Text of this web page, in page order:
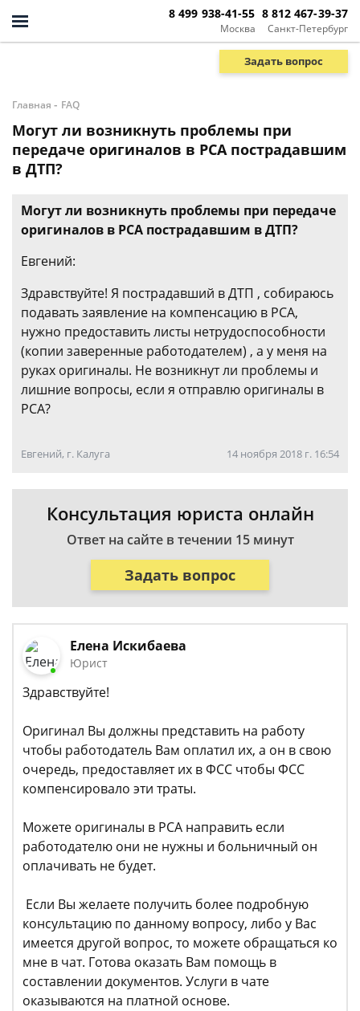
Москва
8 499 938-41-55
Санкт-Петербург
8 812 467-39-37
Задать вопрос
Главная - FAQ
Могут ли возникнуть проблемы при
передаче оригиналов в РСА пострадавшим
в ДТП?
Могут ли возникнуть проблемы при передаче
оригиналов в РСА пострадавшим в ДТП?
Евгений:
Здравствуйте! Я пострадавший в ДТП , собираюсь
подавать заявление на компенсацию в РСА,
нужно предоставить листы нетрудоспособности
(копии заверенные работодателем) , а у меня на
руках оригиналы. Не возникнут ли проблемы и
лишние вопросы, если я отправлю оригиналы в
РСА?
Евгений, г. Калуга 14 ноября 2018 г. 16:54
Консультация юриста онлайн
Ответ на сайте в течении 15 минут
Задать вопрос
Елена Искибаева
Юрист
Здравствуйте!
Оригинал Вы должны представить на работу
чтобы работодатель Вам оплатил их, а он в свою
очередь, предоставляет их в ФСС чтобы ФСС
компенсировало эти траты.
Можете оригиналы в РСА направить если
работодателю они не нужны и больничный он
оплачивать не будет.
Если Вы желаете получить более подробную
консультацию по данному вопросу, либо у Вас
имеется другой вопрос, то можете обращаться ко
мне в чат. Готова оказать Вам помощь в
составлении документов. Услуги в чате
оказываются на платной основе.